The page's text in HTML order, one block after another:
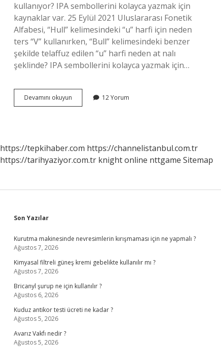
kullanıyor? IPA sembollerini kolayca yazmak için
kaynaklar var. 25 Eylül 2021 Uluslararası Fonetik
Alfabesi, “Hull” kelimesindeki “u” harfi için neden
ters “V” kullanırken, “Bull” kelimesindeki benzer
şekilde telaffuz edilen “u” harfi neden at nalı
şeklinde? IPA sembollerini kolayca yazmak için…
Devamını okuyun
A
12 Yorum
https://tepkihaber.com https://channelistanbul.com.tr
https://tarihyaziyor.com.tr knight online nttgame Sitemap
Sidebar
Son Yazılar
Kurutma makinesinde nevresimlerin kırışmaması için ne yapmalı ?
Ağustos 7, 2026
Kimyasal filtreli güneş kremi gebelikte kullanılır mı ?
Ağustos 7, 2026
Bricanyl şurup ne için kullanılır ?
Ağustos 6, 2026
Kuduz antikor testi ücreti ne kadar ?
Ağustos 5, 2026
Avarız Vakfı nedir ?
Ağustos 5, 2026